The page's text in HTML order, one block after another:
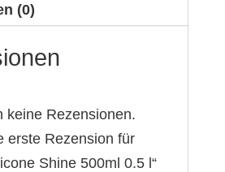
(0)
keine Rezensionen.
erste Rezension für
Shine 500ml 0.5 l“